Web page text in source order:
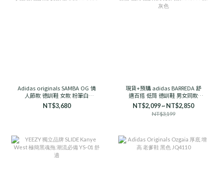
Adidas originals SAMBA OG 情
人節款 德訓鞋 女款 粉筆白
HP3658
NT$3,680
現貨+預購 adidas BARREDA 舒
適百搭 低筒 德訓鞋 男女同款
KH6999 深灰色
NT$2,099 ~ NT$2,850
NT$3,199